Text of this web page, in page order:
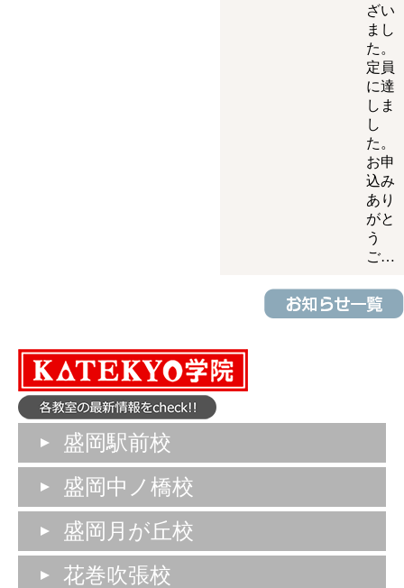
ざい
まし
た。
定員
に達
しま
し
た。
お申
込み
あり
がと
う
ご…
盛岡駅前校
盛岡中ノ橋校
盛岡月が丘校
花巻吹張校